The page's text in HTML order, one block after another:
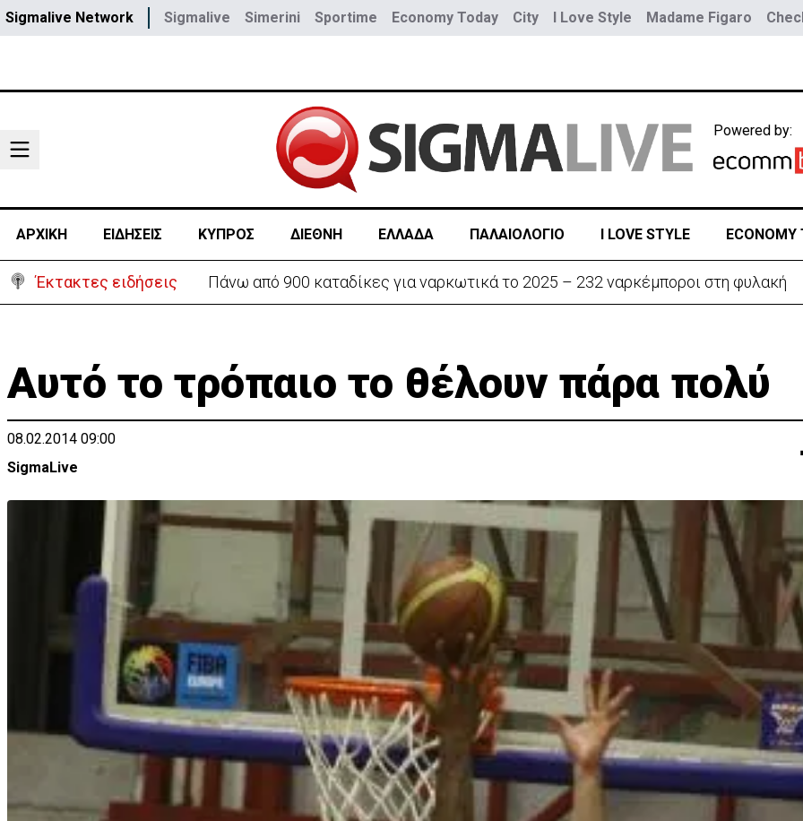
Sigmalive Network Sigmalive Simerini Sportime Economy Today City I Love Style Madame Figaro
Powered by:
ΑΡΧΙΚΗ ΕΙΔΗΣΕΙΣ ΚΥΠΡΟΣ ΔΙΕΘΝΗ ΕΛΛΑΔΑ ΠΑΛΑΙΟΛΟΓΙΟ I LOVE STYLE ECONOMY
Έκτακτες ειδήσεις Θέλει να ξαναζωντανέψει την «Corner» o Προύντζος - «Πληγώνει τις αναμνήσεις»
Aυτό το τρόπαιο το θέλουν πάρα πολύ
08.02.2014 09:00
SigmaLive